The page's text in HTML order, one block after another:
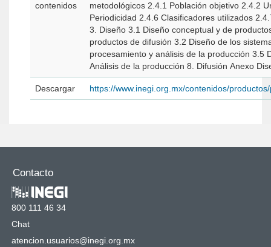
contenidos
metodológicos 2.4.1 Población objetivo 2.4.2 Unidades de análisis 2.4.3 Cobertura geográfica 2.4.4 Referencia temporal 2.4.5
Periodicidad 2.4.6 Clasificadores utilizados 2.4.7 Informantes 2.4.8 Resultados esperados 2.5 Programa general de actividades
3. Diseño 3.1 Diseño conceptual y de productos de difusión 3.1.1 Diseño estratégico 3.1.2 Diseño conceptual 3.1.3 Diseño de los
productos de difusión 3.2 Diseño de los sistemas de producción y los flujos de trabajo 3.3 Diseño de la captación 3.4 Diseño del
procesamiento y análisis de la producción 3.5 Diseño del esquema de difusión 4. Construcción 5. Captación 6. Procesamiento 7.
Descargar https://www.inegi.org.mx/contenidos/
Contacto
800 111 46 34
Chat
atencion.usuarios@inegi.org.mx